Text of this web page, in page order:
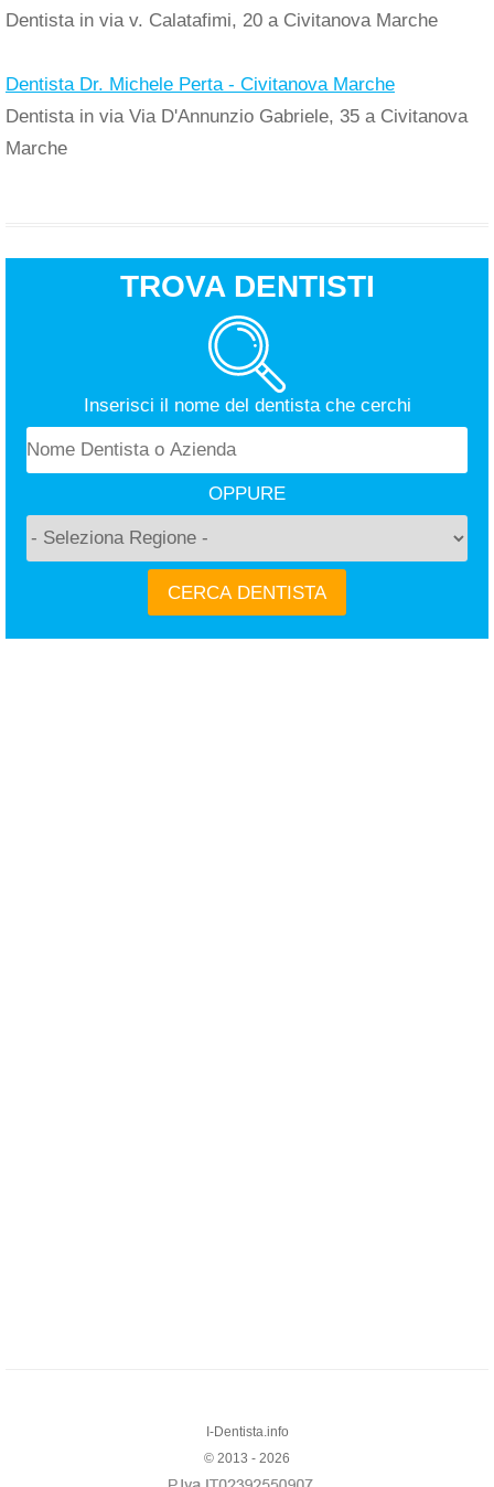
Dentista in via v. Calatafimi, 20 a Civitanova Marche
Dentista Dr. Michele Perta - Civitanova Marche
Dentista in via Via D'Annunzio Gabriele, 35 a Civitanova
Marche
TROVA DENTISTI
Inserisci il nome del dentista che cerchi
OPPURE
I-Dentista.info
© 2013 - 2026